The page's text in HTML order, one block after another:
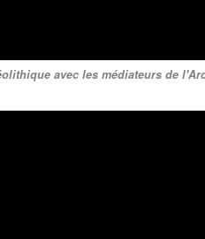
avec les médiateurs de